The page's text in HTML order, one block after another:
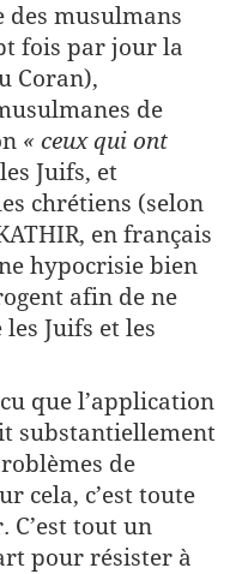
des musulmans
fois par jour la
Coran),
de
« ceux qui ont
Juifs, et
chrétiens (selon
en français
hypocrisie bien
afin de ne
Juifs et les
que l’application
substantiellement
de
cela, c’est toute
tout un
pour résister à